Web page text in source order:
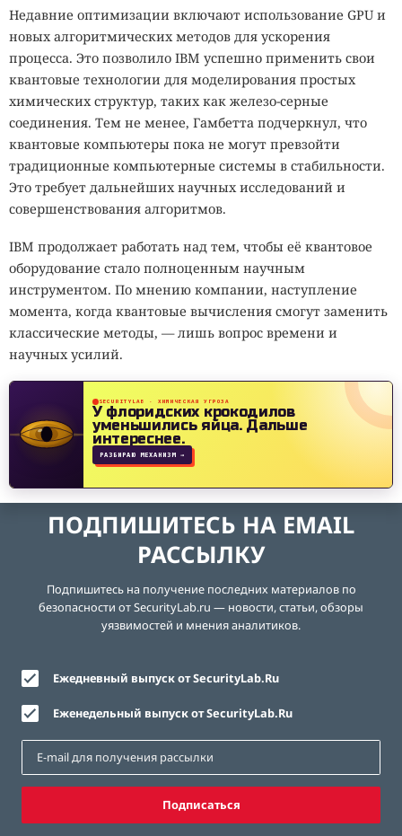
Недавние оптимизации включают использование GPU и
новых алгоритмических методов для ускорения
процесса. Это позволило IBM успешно применить свои
квантовые технологии для моделирования простых
химических структур, таких как железо-серные
соединения. Тем не менее, Гамбетта подчеркнул, что
квантовые компьютеры пока не могут превзойти
традиционные компьютерные системы в стабильности.
Это требует дальнейших научных исследований и
совершенствования алгоритмов.
IBM продолжает работать над тем, чтобы её квантовое
оборудование стало полноценным научным
инструментом. По мнению компании, наступление
момента, когда квантовые вычисления смогут заменить
классические методы, — лишь вопрос времени и
научных усилий.
SECURITYLAB · ХИМИЧЕСКАЯ УГРОЗА
У флоридских крокодилов
уменьшились яйца.Дальше
интереснее.
РАЗБИРАЮ МЕХАНИЗМ →
ПОДПИШИТЕСЬ НА EMAIL
РАССЫЛКУ
Подпишитесь на получение последних материалов по
безопасности от SecurityLab.ru — новости, статьи, обзоры
уязвимостей и мнения аналитиков.
Ежедневный выпуск от SecurityLab.Ru
Еженедельный выпуск от SecurityLab.Ru
Подписаться